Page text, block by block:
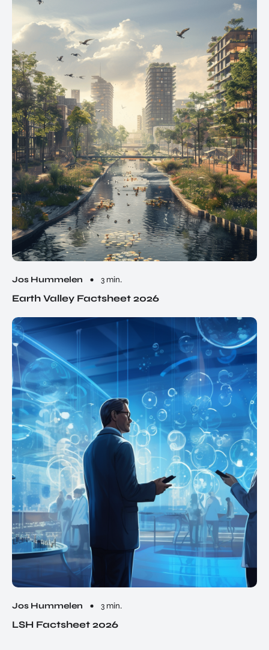
Jos Hummelen 3 min.
Earth Valley Factsheet 2026
Jos Hummelen 3 min.
LSH Factsheet 2026